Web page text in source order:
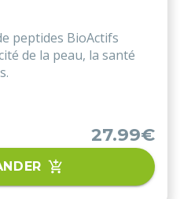
peptides BioActifs
de la peau, la santé
27.99€